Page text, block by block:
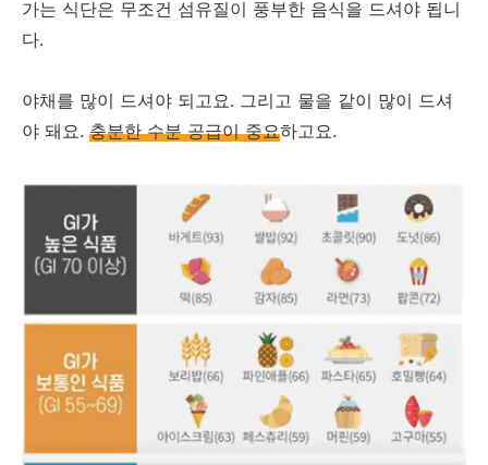
가는 식단은 무조건 섬유질이 풍부한 음식을 드셔야 됩니
다.
야채를 많이 드셔야 되고요. 그리고 물을 같이 많이 드셔
야 돼요. 충분한 수분 공급이 중요하고요.